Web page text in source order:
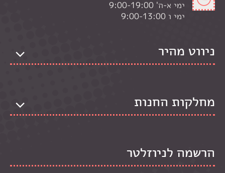
ימי א-ה' 9:00-19:00
ימי ו 9:00-13:00
ניווט מהיר
מחלקות החנות
הרשמה לניוזלטר